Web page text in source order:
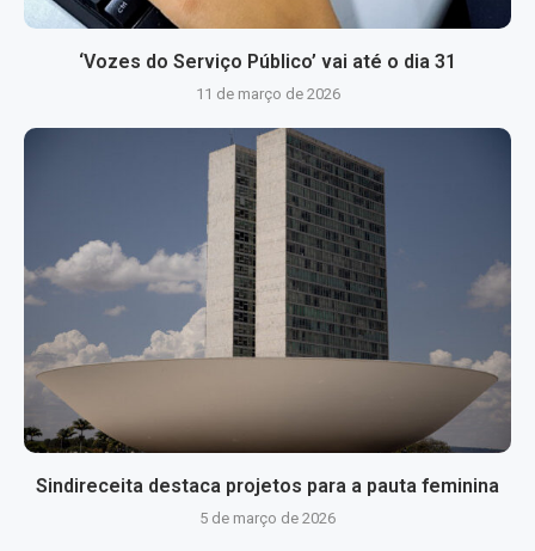
‘Vozes do Serviço Público’ vai até o dia 31
11 de março de 2026
Sindireceita destaca projetos para a pauta feminina
5 de março de 2026